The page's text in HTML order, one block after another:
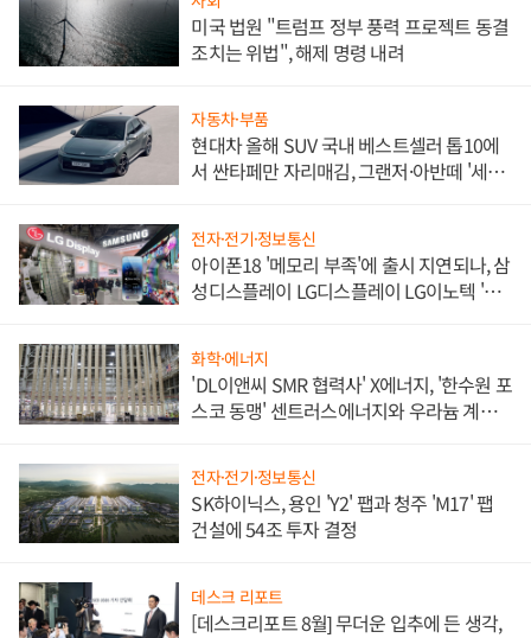
미국 법원 "트럼프 정부 풍력 프로젝트 동결
조치는 위법", 해제 명령 내려
자동차·부품
현대차 올해 SUV 국내 베스트셀러 톱10에
서 싼타페만 자리매김, 그랜저·아반떼 '세단
전자·전기·정보통신
아이폰18 '메모리 부족'에 출시 지연되나, 삼
성디스플레이 LG디스플레이 LG이노텍 '탈
화학·에너지
'DL이앤씨 SMR 협력사' X에너지, '한수원 포
스코 동맹' 센트러스에너지와 우라늄 계약
전자·전기·정보통신
SK하이닉스, 용인 'Y2' 팹과 청주 'M17' 팹
건설에 54조 투자 결정
데스크 리포트
[데스크리포트 8월] 무더운 입추에 든 생각,